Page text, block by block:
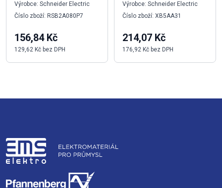
Výrobce: Schneider Electric
Číslo zboží: RSB2A080P7
156,84 Kč
129,62 Kč bez DPH
Výrobce: Schneider Electric
Číslo zboží: XB5AA31
214,07 Kč
176,92 Kč bez DPH